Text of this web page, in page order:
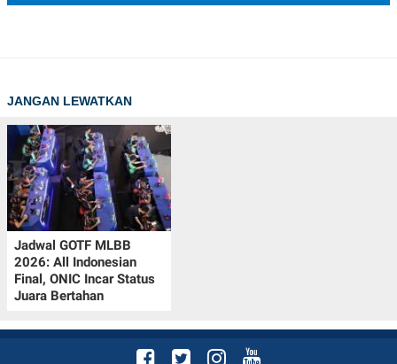
JANGAN LEWATKAN
Jadwal GOTF MLBB
2026: All Indonesian
Final, ONIC Incar Status
Juara Bertahan